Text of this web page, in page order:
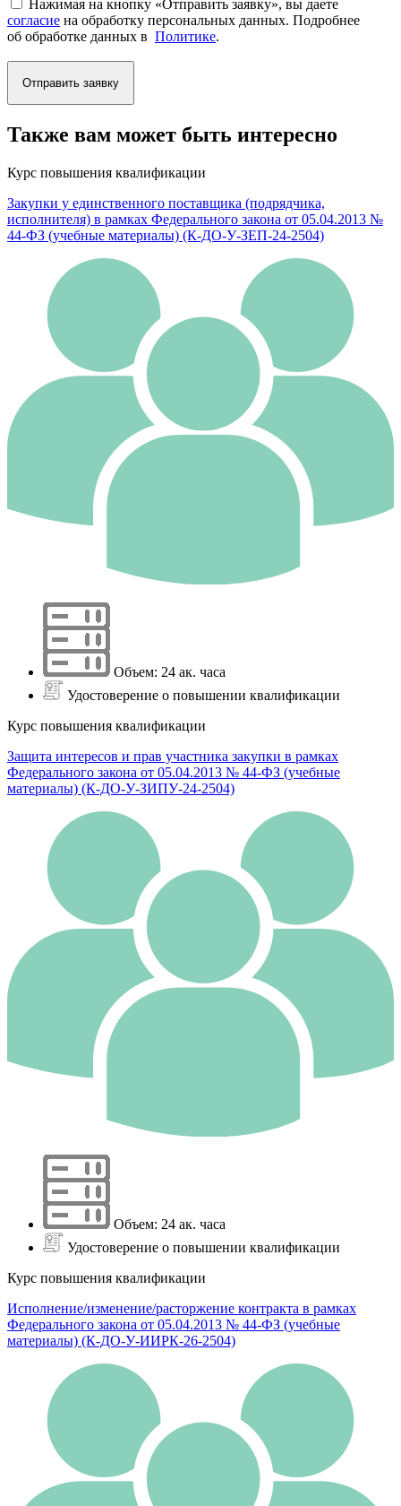
Нажимая на кнопку «Отправить заявку», вы даете
согласие на обработку персональных данных. Подробнее
об обработке данных в Политике.
Отправить заявку
Также вам может быть интересно
Курс повышения квалификации
Закупки у единственного поставщика (подрядчика,
исполнителя) в рамках Федерального закона от 05.04.2013 №
44-ФЗ (учебные материалы) (К-ДО-У-ЗЕП-24-2504)
Объем: 24 ак. часа
Удостоверение о повышении квалификации
Курс повышения квалификации
Защита интересов и прав участника закупки в рамках
Федерального закона от 05.04.2013 № 44-ФЗ (учебные
материалы) (К-ДО-У-ЗИПУ-24-2504)
Объем: 24 ак. часа
Удостоверение о повышении квалификации
Курс повышения квалификации
Исполнение/изменение/расторжение контракта в рамках
Федерального закона от 05.04.2013 № 44-ФЗ (учебные
материалы) (К-ДО-У-ИИРК-26-2504)